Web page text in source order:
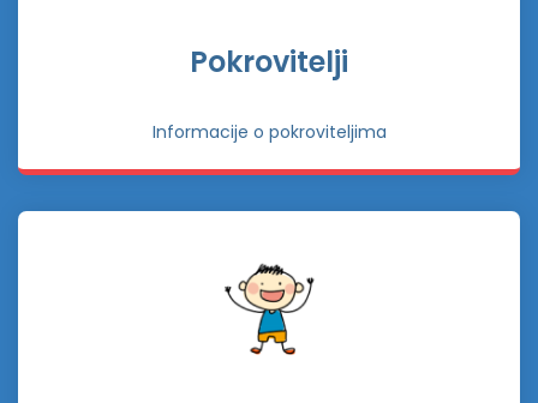
Pokrovitelji
Informacije o pokroviteljima